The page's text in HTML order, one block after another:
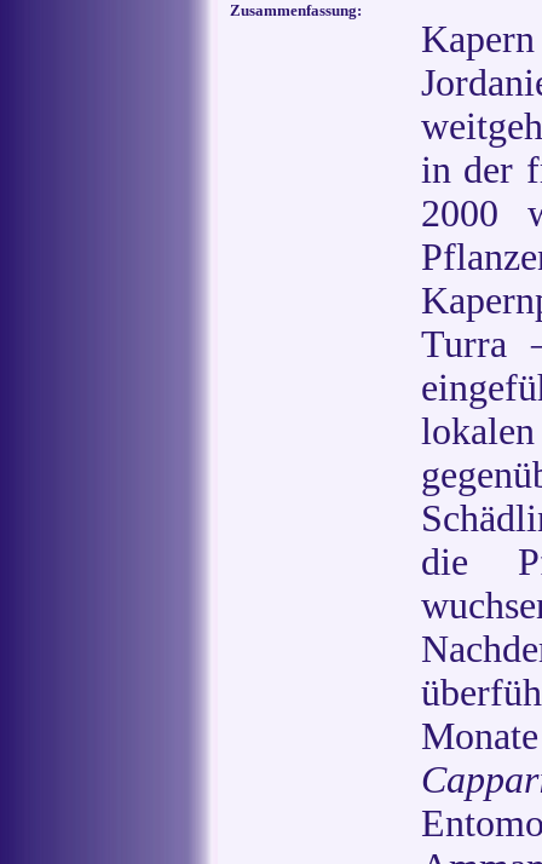
Zusammenfassung:
in der
2000
Turra
die